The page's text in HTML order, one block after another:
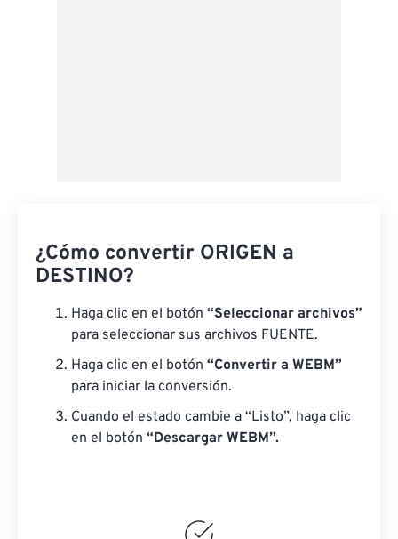
¿Cómo convertir ORIGEN a
DESTINO?
Haga clic en el botón “Seleccionar archivos”
para seleccionar sus archivos FUENTE.
Haga clic en el botón “Convertir a WEBM”
para iniciar la conversión.
Cuando el estado cambie a “Listo”, haga clic
en el botón “Descargar WEBM”.